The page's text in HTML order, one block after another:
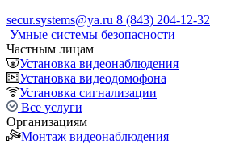
secur.systems@ya.ru 8 (843) 204-12-32
Умные системы безопасности
Частным лицам
Установка видеонаблюдения
Установка видеодомофона
Установка сигнализации
Все услуги
Организациям
Монтаж видеонаблюдения